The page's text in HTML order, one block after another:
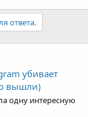
ответа.
убивает
вышли)
одну интересную